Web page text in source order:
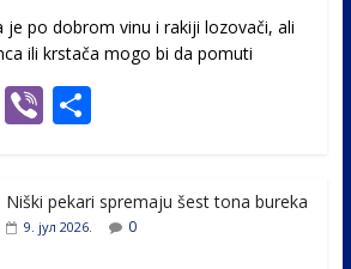
je po dobrom vinu i rakiji lozovači, ali
ili krstača mogo bi da pomuti
e
Vi
er
S
e
Niški pekari spremaju šest tona bureka
9. јул 2026. 0